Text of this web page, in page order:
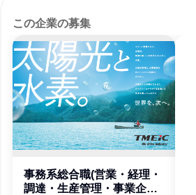
この企業の募集
事務系総合職(営業・経理・
調達・生産管理・事業企画